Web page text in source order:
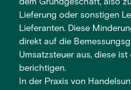
dem Grundgeschäft, also
Lieferung oder sonstigen
Lieferanten. Diese
direkt auf die
Umsatzsteuer aus, diese
berichtigen.
In der Praxis von